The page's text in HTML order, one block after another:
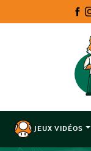
JEUX VIDÉOS